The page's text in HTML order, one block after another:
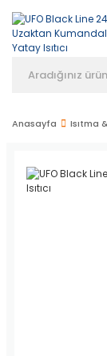
Anasayfa Isıtma